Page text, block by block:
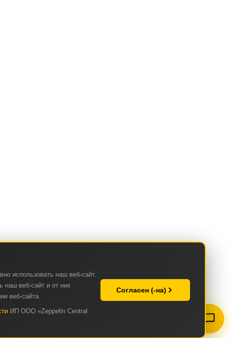
использовать наш веб-сайт.
наш веб-сайт и от них
веб-сайта.
ИП ООО «Zeppelin Central
Согласен (-на)